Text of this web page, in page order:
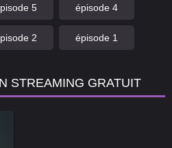
5 épisode 4
2 épisode 1
STREAMING GRATUIT